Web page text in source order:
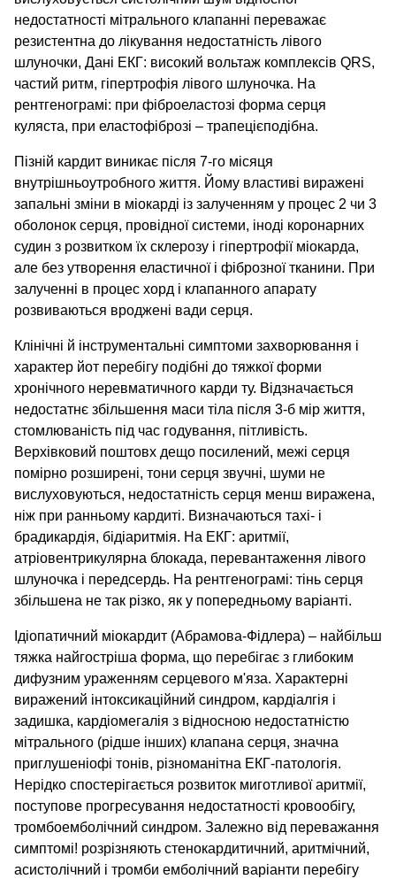
недостатності мітрального клапанні переважає
резистентна до лікування недостатність лівого
шлуночки, Дані ЕКГ: високий вольтаж комплексів QRS,
частий ритм, гіпертрофія лівого шлуночка. На
рентгенограмі: при фіброеластозі форма серця
куляста, при еластофіброзі – трапецієподібна.
Пізній кардит виникає після 7-го місяця
внутрішньоутробного життя. Йому властиві виражені
запальні зміни в міокарді із залученням у процес 2 чи 3
оболонок серця, провідної системи, іноді коронарних
судин з розвитком їх склерозу і гіпертрофії міокарда,
але без утворення еластичної і фіброзної тканини. При
залученні в процес хорд і клапанного апарату
розвиваються вроджені вади серця.
Клінічні й інструментальні симптоми захворювання і
характер йот перебігу подібні до тяжкої форми
хронічного неревматичного карди ту. Відзначається
недостатнє збільшення маси тіла після 3-б мір життя,
стомлюваність під час годування, пітливість.
Верхівковий поштовх дещо посилений, межі серця
помірно розширені, тони серця звучні, шуми не
вислуховуються, недостатність серця менш виражена,
ніж при ранньому кардиті. Визначаються тахі- і
брадикардія, бідіаритмія. На ЕКГ: аритмії,
атріовентрикулярна блокада, перевантаження лівого
шлуночка і передсердь. На рентгенограмі: тінь серця
збільшена не так різко, як у попередньому варіанті.
Ідіопатичний міокардит (Абрамова-Фідлера) – найбільш
тяжка найгостріша форма, що перебігає з глибоким
дифузним ураженням серцевого м'яза. Характерні
виражений інтоксикаційний синдром, кардіалгія і
задишка, кардіомегалія з відносною недостатністю
мітрального (рідше інших) клапана серця, значна
приглушеніофі тонів, різноманітна ЕКГ-патологія.
Нерідко спостерігається розвиток миготливої аритмії,
поступове прогресування недостатності кровообігу,
тромбоемболічний синдром. Залежно від переважання
симптомі! розрізняють стенокардитичний, аритмічний,
асистолічний і тромби емболічний варіанти перебігу